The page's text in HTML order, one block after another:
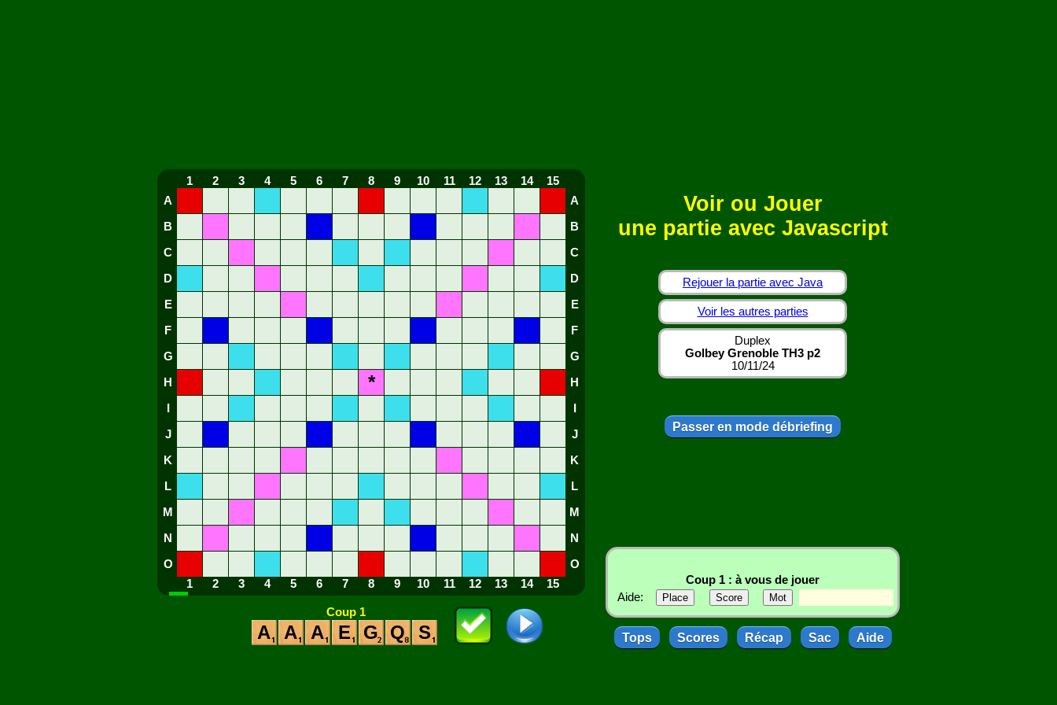
1 2 3 4 5 6 7 8 9 10 11 12 13 14
15
A
A
B B
C C
D D
E E
F F
G G
H * H
J J
K K
L L
M M
N N
O
O
1
2 3 4 5 6 7 8 9 10 11 12 13 14 15
Coup 1
A A A E G Q S
Voir ou Jouer
une partie avec Javascript
Rejouer la partie avec Java
Voir les autres parties
Duplex
Golbey Grenoble TH3 p2
10/11/24
Passer en mode débriefing
Coup 1 : à vous de jouer
Aide:
Tops Scores Récap Sac Aide